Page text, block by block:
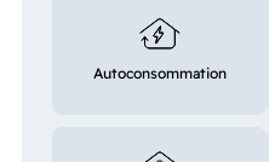
Autoconsommation